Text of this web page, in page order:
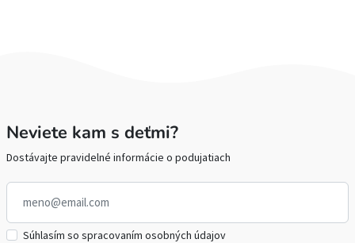
Neviete kam s deťmi?
Dostávajte pravidelné informácie o podujatiach
Súhlasím so spracovaním osobných údajov